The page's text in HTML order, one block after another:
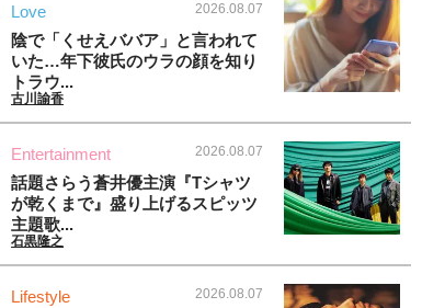
Love 2026.08.07
陰で「くせえババア」と言われて
いた…年下彼氏のウラの顔を知り
トラウ...
古川諭香
Entertainment 2026.08.07
話題さらう蒼井優主演『Tシャツ
が乾くまで』盛り上げるスピッツ
主題歌...
石黒隆之
Lifestyle 2026.08.07